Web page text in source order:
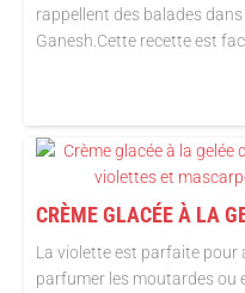
rappellent des balades
Ganesh.Cette recette est
La violette est parfaite pour
parfumer les moutardes ou